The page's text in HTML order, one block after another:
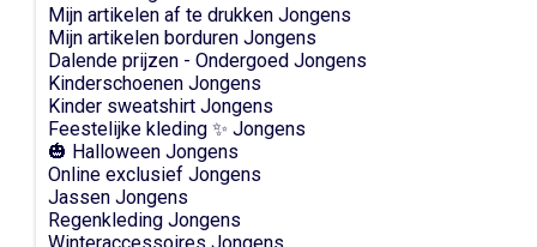
Mijn artikelen af te drukken Jongens
Mijn artikelen borduren Jongens
Dalende prijzen - Ondergoed Jongens
Kinderschoenen Jongens
Kinder sweatshirt Jongens
Feestelijke kleding ✨ Jongens
🎃 Halloween Jongens
Online exclusief Jongens
Jassen Jongens
Regenkleding Jongens